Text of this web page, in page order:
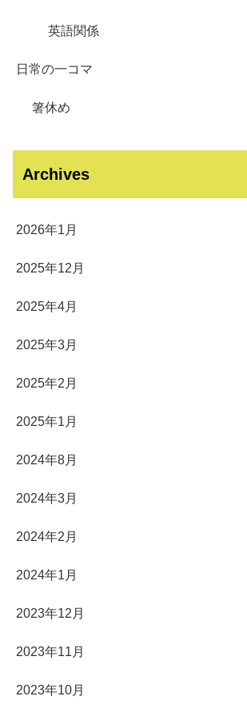
英語関係
日常の一コマ
箸休め
Archives
2026年1月
2025年12月
2025年4月
2025年3月
2025年2月
2025年1月
2024年8月
2024年3月
2024年2月
2024年1月
2023年12月
2023年11月
2023年10月